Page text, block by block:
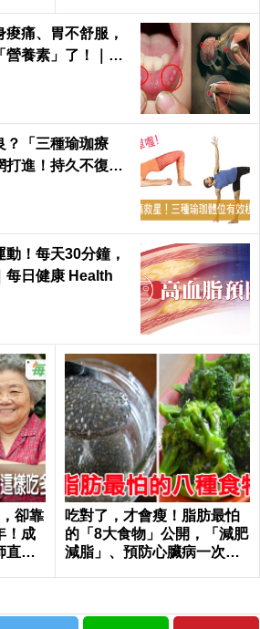
痛、胃不舒服，
營養素」了！｜每
？「三種瑜珈療
打進！持久不復
！每天30分鐘，
每日健康 Health
卻靠
！成
直
吃對了，才會瘦！脂肪最怕
的「8大食物」公開，「減肥
減脂」、預防心臟病一次滿